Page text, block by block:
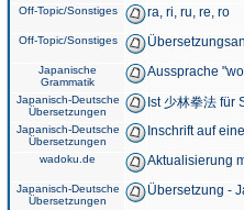
Off-Topic/Sonstiges ra, ri, ru, re, ro
Off-Topic/Sonstiges
Japanische
Grammatik
Aussprache
Japanisch-Deutsche
Übersetzungen
Ist 少林拳法
Japanisch-Deutsche
Übersetzungen
Inschrift auf
wadoku.de Aktualisierung
Japanisch-Deutsche
Übersetzungen
Übersetzung -